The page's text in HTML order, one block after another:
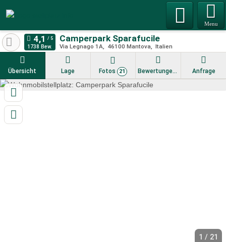
Menu
Camperpark Sparafucile
Via Legnago 1A 46100 Mantova Italien
1738 Bew.
Übersicht Lage Fotos 21 Bewertungen Anfrage
1 / 21